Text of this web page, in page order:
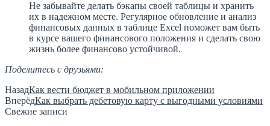
Не забывайте делать бэкапы своей таблицы и хранить
их в надежном месте. Регулярное обновление и анализ
финансовых данных в таблице Excel поможет вам быть
в курсе вашего финансового положения и сделать свою
жизнь более финансово устойчивой.
Поделитесь с друзьями:
НазадКак вести бюджет в мобильном приложении
ВперёдКак выбрать дебетовую карту с выгодными условиями
Свежие записи